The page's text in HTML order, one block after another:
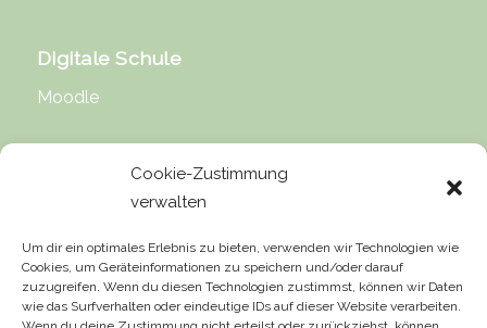
Cookie-Zustimmung
verwalten
Um dir ein optimales Erlebnis zu bieten, verwenden wir Technologien wie
Cookies, um Geräteinformationen zu speichern und/oder darauf
zuzugreifen. Wenn du diesen Technologien zustimmst, können wir Daten
wie das Surfverhalten oder eindeutige IDs auf dieser Website verarbeiten.
Digitale Schule
Moodle
Rechtliche Hinweise
Impressum
Datenschutz